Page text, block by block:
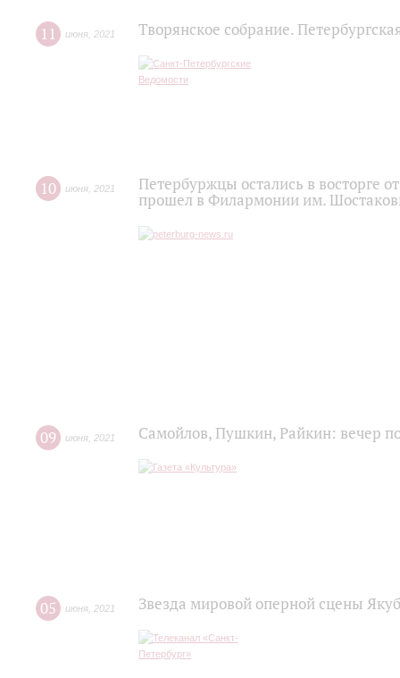
11 июня 2021 Творянское собрание.
10 июня 2021
Петербуржцы остались в восторге
прошел в Филармонии им.
09 июня 2021 Самойлов, Пушкин, Райкин: вечер
05 июня 2021 Звезда мировой оперной сцены